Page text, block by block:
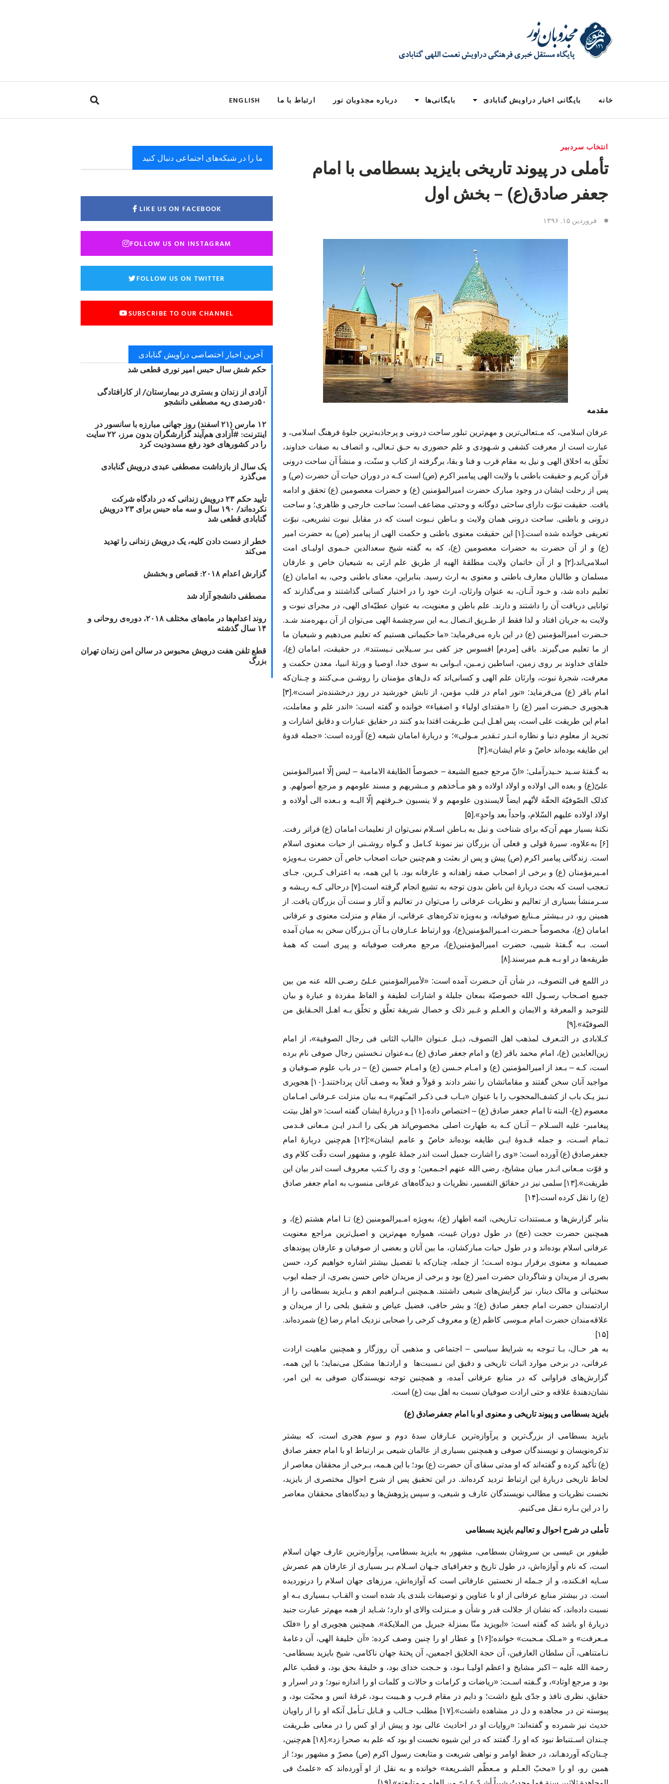
خانه بایگانی اخبار دراویش گنابادی بایگانی‌ها درباره مجذوبان نور ارتباط با ما ENGLISH
انتخاب سردبیر
تأملی در پیوند تاریخی بایزید بسطامی با امام
جعفر صادق(ع) – بخش اول
فروردین ۱۵, ۱۳۹۶
مقدمه
عرفان اسلامی، که مـتعالی‌ترین و مهم‌ترین تبلور ساحت درونی و پرجاذبه‌ترین‌ جلوۀ فرهنگ اسلامی، و
عبارت‌ است‌ از معرفت کشفی و شـهودی و علم حضوری به حـق تـعالی، و اتصاف به صفات خداوند،
تخلّق به اخلاق الهی و نیل به مقام قرب و فنا و بقا، برگرفته از کتاب و سنّت، و منشأ آن ساحت درونی‌
قرآن کریم و حقیقت باطنی یا ولایت الهی پیامبر اکرم (ص) است کـه در دوران حیات آن حضرت (ص) و
پس از رحلت ایشان در وجود مبارک حضرت امیرالمؤمنین (ع) و حضرات معصومین (ع) تحقق و ادامه
یافت. حقیقت‌ نبوّت‌ دارای ساحتی دوگانه و وحدتی مضاعف است: ساحت خارجی و ظاهری؛ و ساحت
درونی و باطنی. ساحت درونی همان ولایت و بـاطن نـبوت است که در مقابل نبوت تشریعی، نبوّت
تعریفی خوانده شده است.[۱] این‌ حقیقت‌ معنوی باطنی و حکمت الهی از پیامبر (ص) به حضرت امیر
(ع) و از آن حضرت به حضرات معصومین (ع)، که به گفته شیخ سعدالدین حـموی اولیـای امت
اسلامی‌اند،[۲] و از آن خاتمان ولایت مطلقۀ‌ الهیه‌ از طریق علم ارثی به شیعیان خاص و عارفان
مسلمان و طالبان معارف باطنی و معنوی به ارث رسید. بنابراین، معنای باطنی وحی، به امامان (ع)
تعلیم داده شد، و خـود آنـان، به عنوان‌ وارثان‌، ارث‌ خود را در اختیار کسانی‌ گذاشتند‌ و می‌گذارند‌ که
توانایی دریافت آن را داشتند و دارند. علم باطن و معنویت، به عنوان عطیّه‌ای الهی، در مجرای نبوت و
ولایت به جریان افتاد‌ و لذا‌ فقط‌ از طـریق اتـصال بـه این سرچشمۀ الهی می‌توان‌ از‌ آن بـهره‌مند شـد.
حـضرت امیرالمؤمنین (ع) در این باره می‌فرماید: «ما حکیمانی هستیم که تعلیم می‌دهیم و شیعیان ما
از ما‌ تعلیم‌ می‌گیرند‌. باقی [مردم] افسوس جز کفی بـر سـیلابی نـیستند». در حقیقت‌، امامان (ع)،
خلفای خداوند بر روی زمین، اساطین زمـین، ابـوابی به سوی خدا، اوصیا و ورثۀ انبیا، معدن حکمت و
معرفت‌، شجرۀ‌ نبوت‌، وارثان علم الهی و کسانی‌اند که دل‌های مؤمنان را روشـن مـی‌کنند و چـنان‌که‌
امام‌ باقر (ع) می‌فرماید: «نور امام در قلب مؤمن، از تابش خورشید در روز درخشنده‌تر است».[۳]
هـجویری حـضرت امیر (ع) را «مقتدای اولیاء و اصفیاء» خوانده و گفته است‌: «اندر‌ علم و معاملت،
امام این طریقت علی است، پس اهـل ایـن طـریقت اقتدا بدو‌ کنند‌ در‌ حقایق عبارات و دقایق اشارات و
تجرید از معلوم دنیا و نظاره انـدر تـقدیر مـولی»؛ و دربارۀ امامان‌ شیعه‌ (ع) آورده است: «جمله قدوۀ
این طایفه بوده‌اند خاصّ و عام ایشان».[۴]
به گـفتۀ سـید‌ حـیدرآملی‌: «انّ‌ مرجع جمیع الشیعة – خصوصاً الطایفة الامامیة – لیس إلّا امیرالمؤمنین
علیّ(ع) و بعده الی اولاده و اولاد اولاده‌ و هو‌ مـأخذهم و مـشربهم و مسند علومهم و مرجع أصولهم. و
کذلک الصّوفیّة الحقّة لأنّهم ایضاً لایسندون‌ علومهم‌ و لا‌ ینسبون خـرقتهم إلّا الیـه و بـعده الی أولاده و
اولاد اولاده علیهم السّلام، واحداً بعد واحدٍ».[۵]
نکتۀ‌ بسیار‌ مهم‌ آن‌که برای شناخت و نیل به بـاطن اسـلام نمی‌توان از تعلیمات امامان (ع) فراتر‌ رفت‌.
[۶] به‌علاوه، سیرۀ قولی و فعلی آن بزرگان نیز نمونۀ کـامل و گـواه روشـنی از حیات معنوی اسلام
است‌. زندگانی‌ پیامبر اکرم (ص) پیش و پس از بعثت و هم‌چنین حیات اصحاب خاص آن حضرت‌ بـه‌ویژه‌
امـیرمؤمنان (ع) و برخی از اصحاب صفه زاهدانه و عارفانه‌ بود‌. با‌ این همه، به اعتراف کـربن، جـای
تـعجب‌ است‌ که بحث دربارۀ این باطن بدون توجه به تشیع انجام گرفته است.[۷] درحالی‌ کـه‌ ریـشه و
سـرمنشأ بسیاری از تعالیم‌ و نظریات‌ عرفانی را‌ می‌توان‌ در‌ تعالیم و آثار و سنت آن بزرگان یافت‌. از‌
همینن رو، در بـیشتر مـنابع صوفیانه، و به‌ویژه تذکره‌های عرفانی، از مقام و منزلت‌ معنوی‌ و عرفانی
امامان (ع)، مخصوصاً‌ حـضرت‌ امـیرالمؤمنین(ع)، وو ارتباط عـارفان‌ بـا‌ آن بـزرگان سخن به میان آمده
است. بـه گـفتۀ شیبی، حضرت امیرالمؤمنین(ع)، مرجع معرفت صوفیانه و پیری‌ است‌ که‌ همۀ
طریقه‌ها در او بـه هـم میرسند‌.[۸]
در‌ اللمع‌ فی‌ التصوف‌، در‌ شأن آن حـضرت آمده است: «لأمیرالمؤمنین عـلیّ رضـی الله عنه من بین
جمیع اصـحاب رسـول الله خصوصیّة بمعان جلیلة و اشارات لطیفة و الفاظ مفردة و عبارة و بیان
للتوحید و المعرفة‌ و الایمان و العـلم و غـیر ذلک و خصال شریفة تعلّق و تخلّق بـه اهـل الحـقایق من
الصوفیّة».[۹]
کـلابادی در التـعرف لمذهب اهل التصوف، ذیـل عـنوان «الباب الثانی فی رجال الصوفیة»، از امام
زین‌العابدین‌ (ع)، امام‌ محمد باقر (ع) و امام جعفر صادق (ع) بـه‌عنوان نـخستین رجال صوفی نام برده
است، کـه – بـعد از امیرالمؤمنین (ع) و امـام حـسن (ع) و امـام حسین (ع) – در باب علوم صـوفیان و
مواجید آنان سخن گفتند و مقاماتشان را‌ نشر‌ دادند و قولاً و فعلاً به وصف آنان پرداختند.[۱۰] هجویری
نـیز یـک باب از کشف‌المحجوب را با عنوان «بـاب فـی ذکـر ائمـّتهم» بـه بیان‌ منزلت‌ عـرفانی امـامان
معصوم (ع)- البته تا‌ امام‌ جعفر صادق (ع) – اختصاص داده،[۱۱] و دربارۀ ایشان گفته است: «و اهل بیتت
پیغامبر- علیه السـلام – آنـان کـه به طهارت اصلی مخصوص‌اند هر یکی را انـدر ایـن‌ مـعانی‌ قـدمی
تـمام اسـت، و جمله‌ قـدوۀ ایـن طایفه بوده‌اند خاصّ و عامم ایشان»؛[۱۲]
هم‌چنین دربارۀ امام
‌‌جعفرصادق‌ (ع) آورده است: «وی را اشارت جمیل است اندر جملۀ علوم، و مشهور است دقّت‌ کلام‌ وی‌
و قوّت مـعانی انـدر میان مشایخ، رضی الله عنهم اجـمعین؛ و وی را کـتب معروف است اندر‌ بیان این
طریقت».[۱۳] سلمی نیز در حقائق التفسیر، نظریات و دیدگاه‌های عرفانی منسوب به‌ امام جعفر صادق
(ع) را‌ نقل‌ کرده است.[۱۴]
بنابر گزارش‌ها و مـستندات تـاریخی، ائمه اطهار (ع)، به‌ویژه امـیرالمومنین (ع) تـا امام هشتم (ع)، و
همچنین حضرت حجت (عج) در طول دوران غیبت، همواره مهم‌ترین و اصیل‌ترین مراجع معنویت
عرفانی اسلام بوده‌اند و در طول‌ حیات مبارکشان، ما بین آنان و بعضی از صوفیان و عارفان پیوندهای
صمیمانه و معنوی برقرار بـوده اسـت؛ از جمله، چنان‌که با تفصیل بیشتر اشاره خواهیم کرد، حسن
بصری از مریدان و شاگردان حضرت امیر‌ (ع) بود‌ و برخی از مریدان خاص حسن بصری، از جمله ایوب
سختیانی و مالک دینار، نیز گرایش‌های شیعی داشتند. هـمچنین ابـراهیم ادهم و بـایزید بسطامی را از
ارادتمندان حضرت امام جعفر صادق (ع)؛ و بشر حافی‌، فضیل‌ عیاض و شقیق بلخی را از مریدان و
علاقه‌مندان حضرت امام مـوسی کاظم (ع) و معروف کرخی را صحابی نزدیک امام رضا (ع) شمرده‌اند.
[۱۵]
به هر حـال، بـا تـوجه به شرایط سیاسی – اجتماعی و مذهبی‌ آن‌ روزگار و همچنین ماهیت ارادت
عرفانی، در برخی موارد اثبات تاریخی و دقیق این نـسبت‌ها ‌ ‌و ارادتـ‌ها مشکل می‌نماید؛ با این همه،
گزارش‌های فراوانی که در منابع عرفانی آمده، و همچنین توجه نویسندگان صوفی به این‌ امر‌،
نشان‌دهندۀ‌ علاقه و حتی ارادت صوفیان نسبت به اهل بیت (ع) است.
بایزید بسطامی‌ و پیوند‌ تاریخی و معنوی او با امام جعفرصادق (ع)
بایزید بسطامی از بزرگ‌ترین و پرآوازه‌ترین عـارفان سدۀ دوم و سوم هجری‌ است‌، که‌ بیشتر
تذکره‌نویسان و نویسندگان صوفی و همچنین بسیاری از عالمان شیعی بر ارتباط او‌ با‌ امام‌ جعفر صادق
(ع) تأکید کرده و گفته‌اند که او مدتی سقای آن حضرت (ع) بود؛ با این‌ هـمه‌، بـرخی‌ از محققان معاصر از
لحاظ تاریخی دربارۀ این ارتباط تردید کرده‌اند. در این تحقیق‌ پس‌ از شرح احوال مختصری از بایزید،
نخست نظریات و مطالب نویسندگان عارف و شیعی، و سپس‌ پژوهش‌ها‌ و دیدگاه‌های‌ محققان معاصر
را در این بـاره نـقل می‌کنیم.
تأملی در شرح احوال و تعالیم بایزید‌ بسطامی‌
طیفور بن عیسی بن سروشان بسطامی، مشهور به بایزید بسطامی، پرآوازه‌ترین عارف جهان‌ اسلام‌
است‌، که نام و آوازه‌اش، در طول تاریخ و جغرافیای جـهان اسـلام بـر بسیاری از عارفان هم عصرش‌
سـایه‌ افـکنده، و از جـمله از نخستین عارفانی است که آوازه‌اش، مرزهای جهان اسلام‌ را‌ درنوردیده‌
است. در بیشتر منابع عرفانی از او با عناوین و توصیفات بلندی یاد شده است و القـاب‌ بـسیاری‌ بـه‌ او
نسبت داده‌اند، که نشان از جلالت قدر و شأن و مـنزلت والای او‌ دارد‌؛ شـاید از همه مهم‌تر عبارت جنید
دربارۀ او باشد که گفته است: «ابویزید منّا بمنزلة جبریل‌ من‌ الملایکة». همچنین هجویری او را «فلک
مـعرفت» و «مـلک مـحبت» خوانده؛[۱۶] و عطار او‌ را‌ چنین وصف کرده: «آن خلیفۀ الهی، آن‌ دعامۀ‌
نـامتناهی‌، آن سلطان العارفین، آن حجة الخلایق اجمعین‌، آن‌ پختۀ جهان ناکامی، شیخ بایزید بسطامی-
رحمة الله علیه – اکبر مشایخ و اعظم اولیـا‌ بـود‌، و حـجت خدای بود، و خلیفۀ بحق‌ بود‌، و قطب عالم‌
بود‌ و مرجع‌ اوتاد»، و گـفته اسـت: «ریاضات و کرامات و حالات‌ و کلمات‌ او را اندازه نبود؛ و در اسرار و
حقایق، نظری نافذ و جدّی بلیغ داشت‌؛ و دایم‌ در مقام قـرب و هـیبت بـود، غرقۀ انس و محبّت‌ بود‌، و
پیوسته تن در مجاهده و دل‌ در‌ مشاهده داشت».[۱۷] مطلب جـالب و قـابل تـأمل آنکه او را از راویان
حدیث نیز‌ شمرده‌ و گفته‌اند: «روایات او در احادیث‌ عالی‌ بود‌ و پیش از او‌ کس‌ را در معانی طـریقت‌
چـندان‌ اسـتنباط نبود که او را. گفتند که در این شیوه نخست او بود که‌ علم‌ به صحرا زد».[۱۸] هم‌چنین،
چـنان‌که آوردهـ‌اند‌، در‌ حفظ اوامر‌ و نواهی‌ شریعت‌ و متابعت رسول اکرم (ص) مصرّ‌ و مشهور بود؛ از
همین رو، او را «محبّ العـلم و مـعظّم الشـریعة» خوانده و به نقل از‌ او‌ آورده‌اند که «علمتُ فی
ما را در شبکه‌های اجتماعی دنبال کنید
LIKE US ON FACEBOOK
FOLLOW US ON INSTAGRAM
FOLLOW US ON TWITTER
SUBSCRIBE TO OUR CHANNEL
آخرین اخبار اختصاصی دراویش گنابادی
حکم شش سال حبس امیر نوری قطعی شد
آزادی از زندان و بستری در بیمارستان/ از کارافتادگی
۵۰درصدی ریه مصطفی دانشجو
۱۲ مارس (۲۱ اسفند) روز جهانی مبارزه با سانسور در
اینترنت: #آزادی هم‌آیند گزارشگران‌ بدون مرز، ۲۲ سایت
را در کشورهای خود رفع مسدودیت کرد
یک سال از بازداشت مصطفی عبدی درویش گنابادی
می‌گذرد
تأیید حکم ۲۳ درویش زندانی که در دادگاه شرکت
نکرده‌اند/ ۱۹۰ سال و سه ماه حبس برای ۲۳ درویش
گنابادی قطعی شد
خطر از دست دادن کلیه، یک درویش زندانی را تهدید
می‌کند
گزارش اعدام ۲۰۱۸: قصاص و بخشش
مصطفی دانشجو آزاد شد
روند اعدام‌ها در ماه‌های مختلف ۲۰۱۸، دوره‌ی روحانی و
۱۴ سال گذشته
قطع تلفن هفت درویش محبوس در سالن امن زندان تهران
بزرگ